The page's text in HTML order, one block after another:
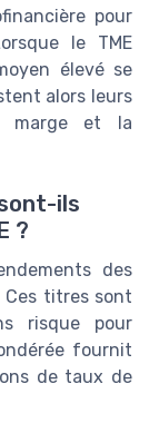
pour
le TME
élevé se
alors leurs
marge et la
ils
?
des
Ces titres sont
risque pour
fournit
de taux de